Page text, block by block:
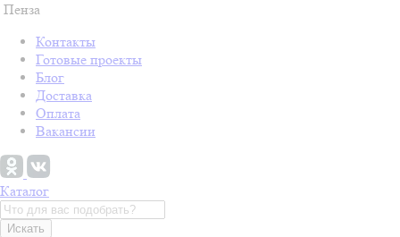
Пенза
Контакты
Готовые проекты
Блог
Доставка
Оплата
Вакансии
Каталог
Искать